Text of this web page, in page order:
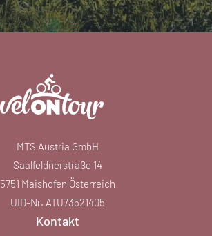
MTS Austria GmbH
Saalfeldnerstraße 14
5751 Maishofen Österreich
UID-Nr. ATU73521405
Kontakt